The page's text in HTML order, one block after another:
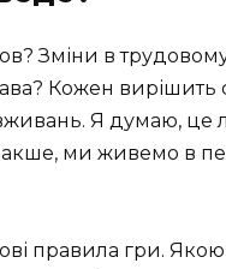
Зміни в
Кожен вирішить
Я думаю, це
ми живемо в
правила гри. Якою